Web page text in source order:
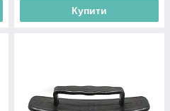
Купити